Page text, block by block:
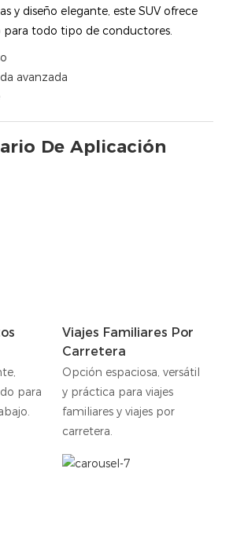
y diseño elegante, este SUV ofrece
para todo tipo de conductores.
avanzada
De Aplicación
para
Viajes Familiares Por
Carretera
Opción espaciosa, versátil
y práctica para viajes
familiares y viajes por
carretera.